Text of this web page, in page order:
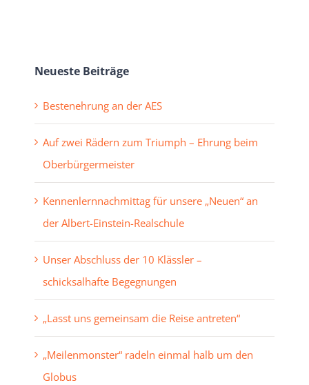
Neueste Beiträge
Bestenehrung an der AES
Auf zwei Rädern zum Triumph – Ehrung beim
Oberbürgermeister
Kennenlernnachmittag für unsere „Neuen“ an
der Albert-Einstein-Realschule
Unser Abschluss der 10 Klässler –
schicksalhafte Begegnungen
„Lasst uns gemeinsam die Reise antreten“
„Meilenmonster“ radeln einmal halb um den
Globus